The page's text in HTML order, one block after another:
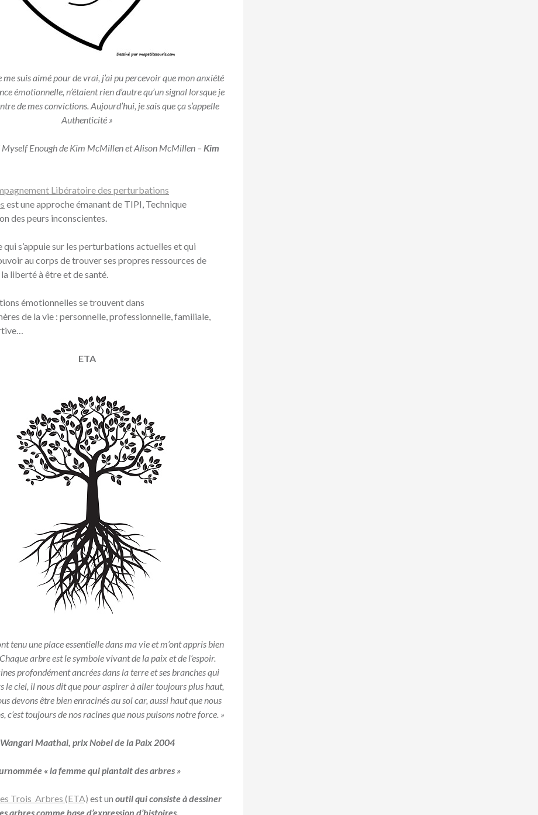
me suis aimé pour de vrai, j’ai pu percevoir que mon anxiété
émotionnelle, n’étaient rien d’autre qu’un signal lorsque je
de mes convictions. Aujourd’hui, je sais que ça s’appelle
Authenticité »
Myself Enough de Kim McMillen et Alison McMillen – Kim
Libératoire des perturbations
est une approche émanant de TIPI, Technique
des peurs inconscientes.
qui s’appuie sur les perturbations actuelles et qui
au corps de trouver ses propres ressources de
liberté à être et de santé.
émotionnelles se trouvent dans
de la vie : personnelle, professionnelle, familiale,
ETA
tenu une place essentielle dans ma vie et m’ont appris bien
arbre est le symbole vivant de la paix et de l’espoir.
profondément ancrées dans la terre et ses branches qui
le ciel, il nous dit que pour aspirer à aller toujours plus haut,
devons être bien enracinés au sol car, aussi haut que nous
c’est toujours de nos racines que nous puisons notre force. »
Wangari Maathai, prix Nobel de la Paix 2004
« la femme qui plantait des arbres »
Trois Arbres (ETA) est un outil qui consiste à dessiner
arbres comme base d’expression d’histoires.